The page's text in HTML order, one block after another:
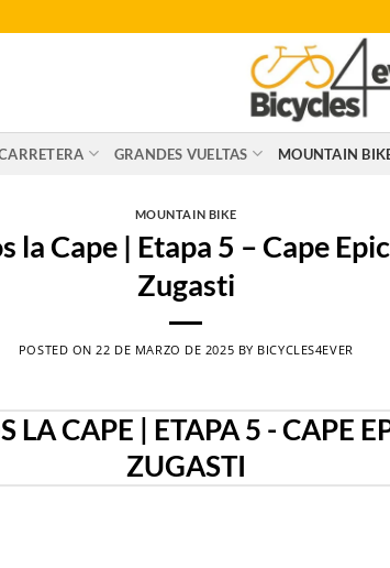
GRANDES VUELTAS MOUNTAIN
MOUNTAIN BIKE
la Cape | Etapa 5 – Cape
Zugasti
POSTED ON 22 DE MARZO DE 2025 BY BICYCLES4EVER
CAPE | ETAPA 5 - CAPE
ZUGASTI